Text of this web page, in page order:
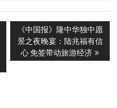
Next
post:
《中国报》隆中华独中愿
景之夜晚宴：陆兆福有信
心 免签带动旅游经济